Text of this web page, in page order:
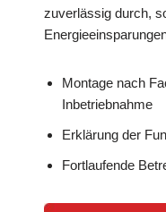
zuverlässig durch,
Montage nach
Inbetriebnahme
Erklärung der
Fortlaufende